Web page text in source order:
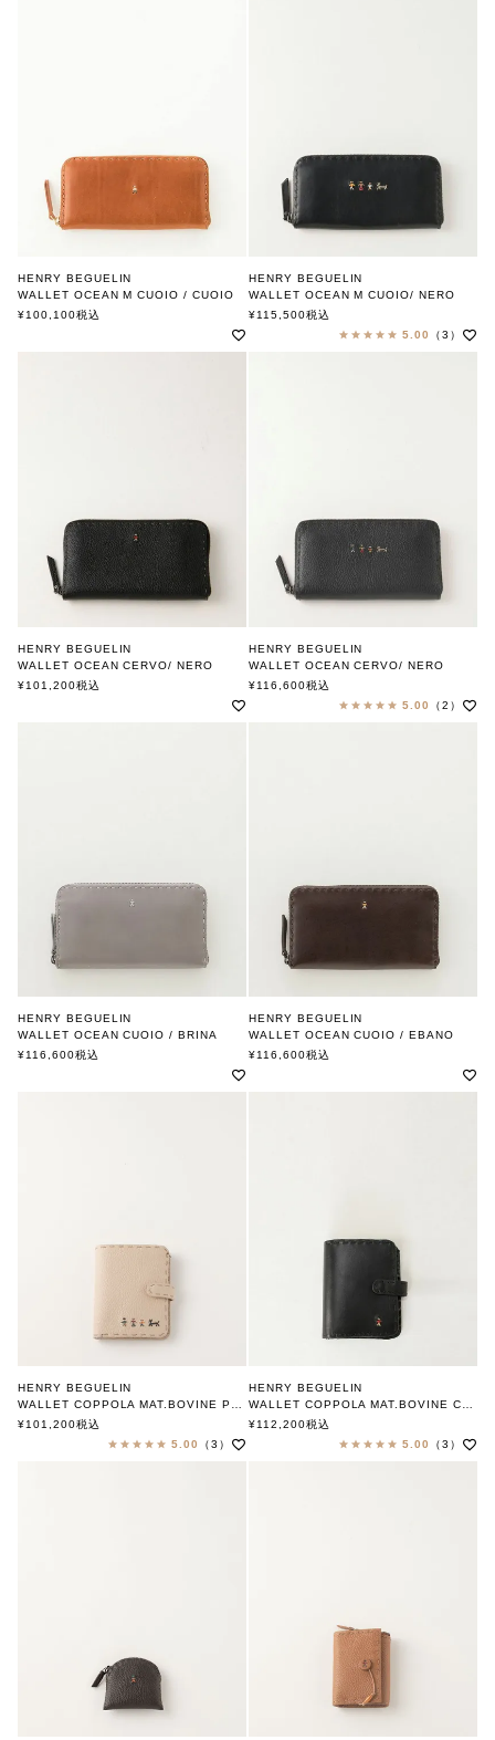
HENRY BEGUELIN
WALLET OCEAN M CUOIO / CUOIO
MULTI OMINO
¥100,100税込
HENRY BEGUELIN
WALLET OCEAN M CUOIO/ NERO
FAMILY OMINO
エンリー ベグリン
¥115,500税込
5.00
（3）
HENRY BEGUELIN
WALLET OCEAN CERVO/ NERO
MULTI OMINO
¥101,200税込
HENRY BEGUELIN
WALLET OCEAN CERVO/ NERO
FAMILY OMINO
¥116,600税込
5.00
（2）
HENRY BEGUELIN
WALLET OCEAN CUOIO / BRINA
ONECOLOR OMINO
¥116,600税込
HENRY BEGUELIN
WALLET OCEAN CUOIO / EBANO
MULTI OMINO
¥116,600税込
HENRY BEGUELIN
WALLET COPPOLA MAT.BOVINE PRINTED CERVO / BEIGE
FAMILY OMINO
エンリー ベグリン
¥101,200税込
5.00
（3）
HENRY BEGUELIN
WALLET COPPOLA MAT.BOVINE CUOIO / NERO
エンリー ベグリン
¥112,200税込
5.00
（3）